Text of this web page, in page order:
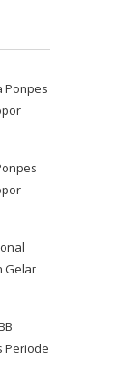
Ponpes
Gelar
Periode